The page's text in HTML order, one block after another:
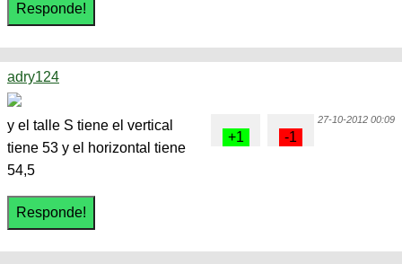
adry124
27-10-2012 00:09
y el talle S tiene el vertical
tiene 53 y el horizontal tiene
54,5